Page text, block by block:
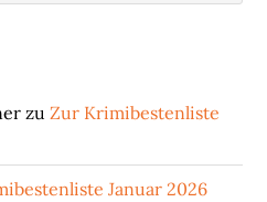
zuZur Krimibestenliste
Januar 2026